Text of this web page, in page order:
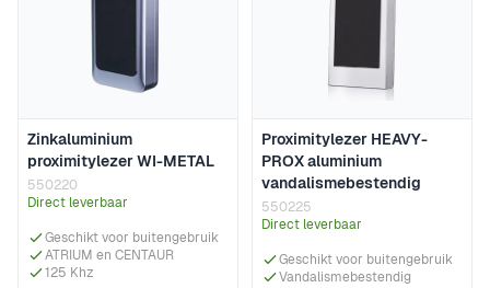
Zinkaluminium
proximitylezer WI-METAL
550220
Direct leverbaar
Geschikt voor buitengebruik
ATRIUM en CENTAUR
125 Khz
Proximitylezer HEAVY-
PROX aluminium
vandalismebestendig
550225
Direct leverbaar
Geschikt voor buitengebruik
Vandalismebestendig